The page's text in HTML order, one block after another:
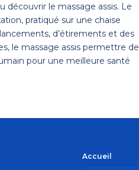
le massage assis. Le
pratiqué sur une chaise
d’étirements et des
le massage assis permettre de
pour une meilleure santé
Accueil